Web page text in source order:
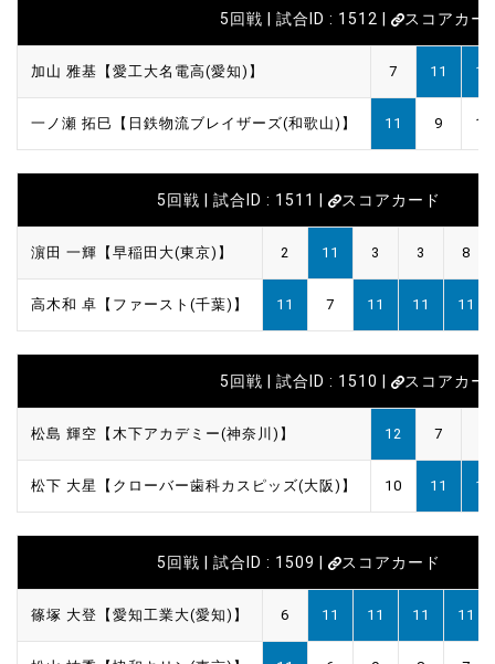
5回戦 | 試合ID : 1512 | スコアカー
加山 雅基【愛工大名電高(愛知)】 7 11 12
一ノ瀬 拓巳【日鉄物流ブレイザーズ(和歌山)】 11 9 10
5回戦 | 試合ID : 1511 | スコアカード
濵田 一輝【早稲田大(東京)】 2 11 3 3 8
高木和 卓【ファースト(千葉)】 11 7 11 11 11
5回戦 | 試合ID : 1510 | スコアカー
松島 輝空【木下アカデミー(神奈川)】 12 7
松下 大星【クローバー歯科カスピッズ(大阪)】 10 11 11
5回戦 | 試合ID : 1509 | スコアカード
篠塚 大登【愛知工業大(愛知)】 6 11 11 11 11